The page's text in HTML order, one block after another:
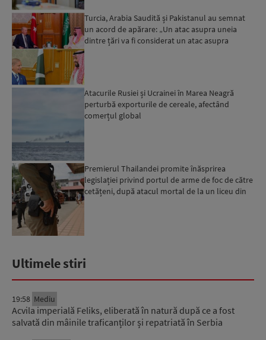
Turcia, Arabia Saudită și Pakistanul au semnat
un acord de apărare: „Un atac asupra uneia
dintre țări va fi considerat un atac asupra
Atacurile Rusiei și Ucrainei în Marea Neagră
perturbă exporturile de cereale, afectând
comerțul global
Premierul Thailandei promite înăsprirea
legislației privind portul de arme de foc de către
cetățeni, după atacul mortal de la un liceu din
Ultimele stiri
19:58 Mediu
Acvila imperială Feliks, eliberată în natură după ce a fost
salvată din mâinile traficanților și repatriată în Serbia